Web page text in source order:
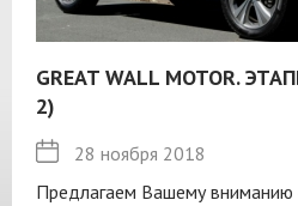
GREAT WALL MOTOR.
2)
28 ноября 2018
Предлагаем Вашему